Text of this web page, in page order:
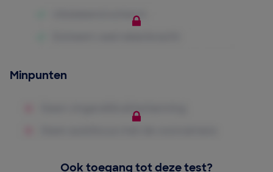
Minpunten
Ook toegang tot deze test?